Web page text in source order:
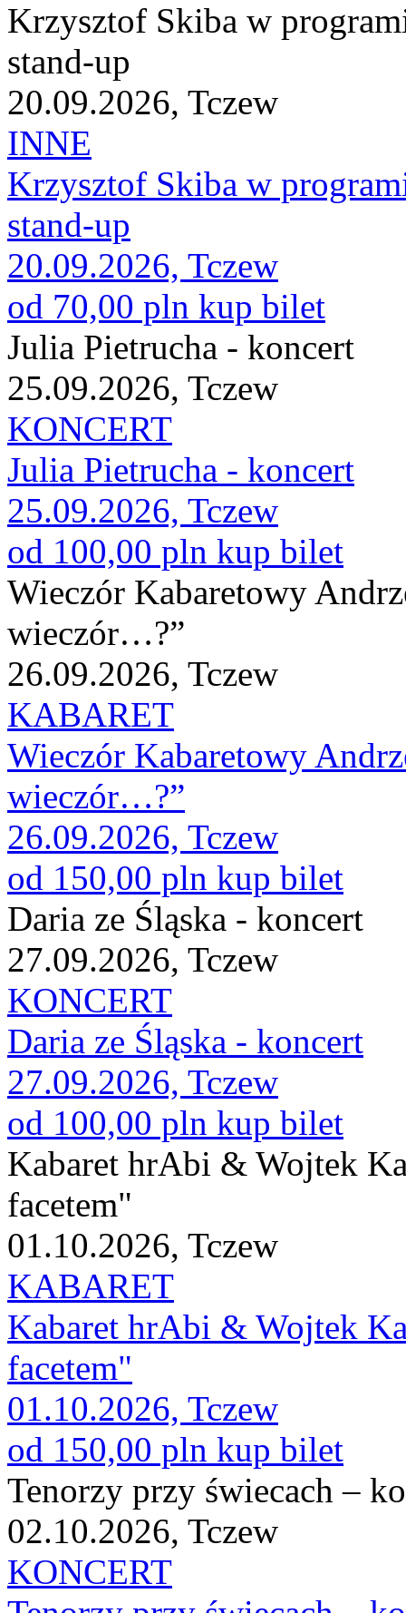
Krzysztof Skiba w
stand-up
20.09.2026, Tczew
INNE
Krzysztof Skiba w
stand-up
20.09.2026, Tczew
od 70,00 pln kup bilet
Julia Pietrucha - koncert
25.09.2026, Tczew
KONCERT
Julia Pietrucha - koncert
25.09.2026, Tczew
od 100,00 pln kup bilet
Wieczór Kabaretowy
wieczór…?”
26.09.2026, Tczew
KABARET
Wieczór Kabaretowy
wieczór…?”
26.09.2026, Tczew
od 150,00 pln kup bilet
Daria ze Śląska - koncert
27.09.2026, Tczew
KONCERT
Daria ze Śląska - koncert
27.09.2026, Tczew
od 100,00 pln kup bilet
Kabaret hrAbi & Wojtek
facetem"
01.10.2026, Tczew
KABARET
Kabaret hrAbi & Wojtek
facetem"
01.10.2026, Tczew
od 150,00 pln kup bilet
Tenorzy przy świecach –
02.10.2026, Tczew
KONCERT